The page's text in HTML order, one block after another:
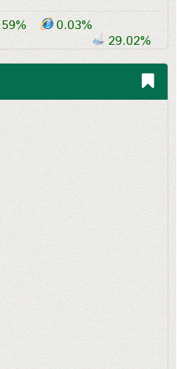
0.03%
29.02%